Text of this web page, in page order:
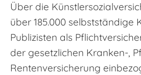
Über die
über 185.000 selbstständige
Publizisten als
der gesetzlichen Kranken-,
Rentenversicherung